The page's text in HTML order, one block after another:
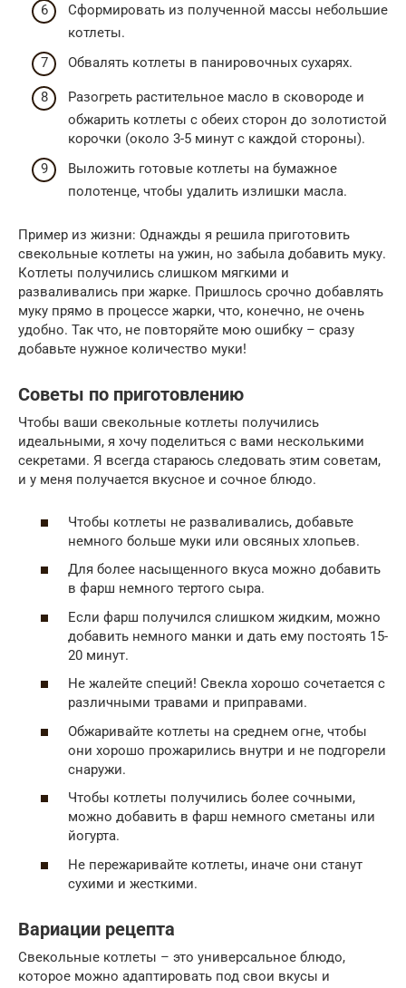
Сформировать из полученной массы небольшие
котлеты.
Обвалять котлеты в панировочных сухарях.
Разогреть растительное масло в сковороде и
обжарить котлеты с обеих сторон до золотистой
корочки (около 3-5 минут с каждой стороны).
Выложить готовые котлеты на бумажное
полотенце, чтобы удалить излишки масла.
Пример из жизни: Однажды я решила приготовить
свекольные котлеты на ужин, но забыла добавить муку.
Котлеты получились слишком мягкими и
разваливались при жарке. Пришлось срочно добавлять
муку прямо в процессе жарки, что, конечно, не очень
удобно. Так что, не повторяйте мою ошибку – сразу
добавьте нужное количество муки!
Советы по приготовлению
Чтобы ваши свекольные котлеты получились
идеальными, я хочу поделиться с вами несколькими
секретами. Я всегда стараюсь следовать этим советам,
и у меня получается вкусное и сочное блюдо.
Чтобы котлеты не разваливались, добавьте
немного больше муки или овсяных хлопьев.
Для более насыщенного вкуса можно добавить
в фарш немного тертого сыра.
Если фарш получился слишком жидким, можно
добавить немного манки и дать ему постоять 15-
20 минут.
Не жалейте специй! Свекла хорошо сочетается с
различными травами и приправами.
Обжаривайте котлеты на среднем огне, чтобы
они хорошо прожарились внутри и не подгорели
снаружи.
Чтобы котлеты получились более сочными,
можно добавить в фарш немного сметаны или
йогурта.
Не пережаривайте котлеты, иначе они станут
сухими и жесткими.
Вариации рецепта
Свекольные котлеты – это универсальное блюдо,
которое можно адаптировать под свои вкусы и